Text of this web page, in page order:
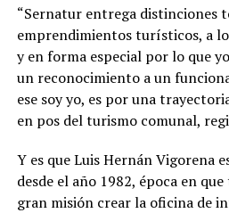
“Sernatur entrega distinciones
emprendimientos turísticos, a
y en forma especial por lo que
un reconocimiento a un
ese soy yo, es por una
en pos del turismo comunal,
Y es que Luis Hernán Vigorena
desde el año 1982, época en
gran misión crear la oficina de